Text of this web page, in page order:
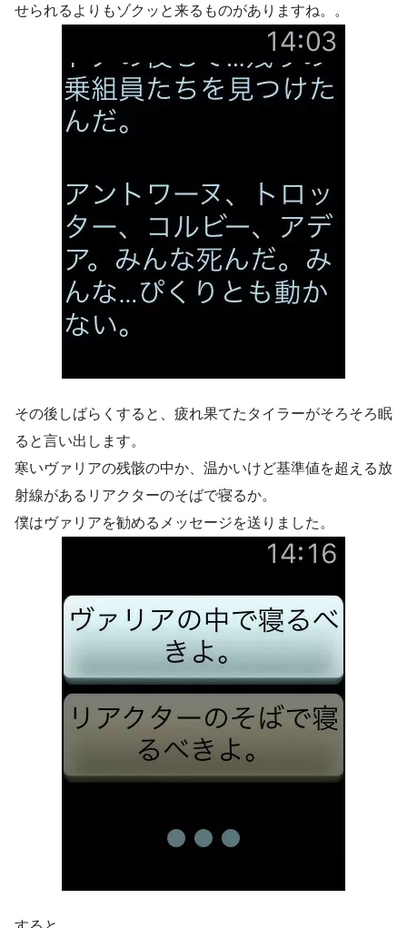
せられるよりもゾクッと来るものがありますね。。
その後しばらくすると、疲れ果てたタイラーがそろそろ眠
ると言い出します。
寒いヴァリアの残骸の中か、温かいけど基準値を超える放
射線があるリアクターのそばで寝るか。
僕はヴァリアを勧めるメッセージを送りました。